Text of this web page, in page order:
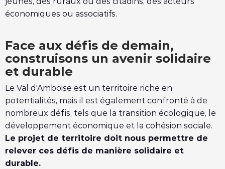
o
m
e
d
u
P
r
o
économiques ou associatifs.
Face aux défis de demain,
construisons un avenir solidaire
et durable
Le Val d'Amboise est un territoire riche en
potentialités, mais il est également confronté à de
nombreux défis, tels que la transition écologique, le
développement économique et la cohésion sociale.
Le projet de territoire doit nous permettre de
relever ces défis de manière solidaire et
durable.